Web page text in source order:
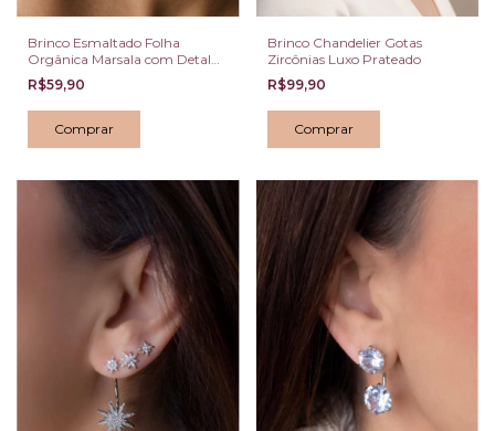
Brinco Esmaltado Folha
Orgânica Marsala com Detalhe
Preto e Banho Dourado
R$59,90
Brinco Chandelier Gotas
Zircônias Luxo Prateado
R$99,90